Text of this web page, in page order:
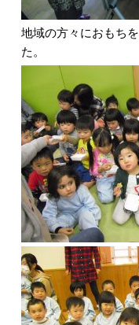
地域の方々におもち
た。